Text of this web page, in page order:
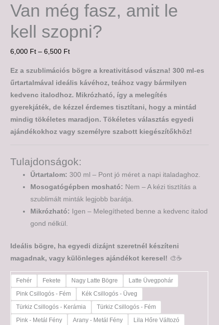
Van még fasz, amit le
kell szopni?
6,000 Ft – 6,500 Ft
Ez a szublimációs bögre a kreativitásod vászna! 300 ml-es
űrtartalmával ideális kávéhoz, teához vagy bármilyen
kedvenc italodhoz. Mikrózható, így a melegítés
gyerekjáték, de kézzel érdemes tisztítani, hogy a mintád
mindig tökéletes maradjon. Tökéletes választás egyedi
ajándékokhoz vagy személyre szabott kiegészítőkhöz!
Tulajdonságok:
Űrtartalom: 300 ml – Pont jó méret a napi italadaghoz.
Mosogatógépben mosható: Nem – A kézi tisztítás a
szublimált minták legjobb barátja.
Mikrózható: Igen – Melegítheted benne a kedvenc italod
gond nélkül.
Ideális bögre, ha egyedi dizájnt szeretnél készíteni
magadnak, vagy különleges ajándékot keresel! 🎨☕
Fehér Fekete Nagy Latte Bögre
Latte Üvegpohár
Pink Csillogós - Fém
Kék Csillogós - Üveg
Türkiz Csillogós - Kerámia
Türkiz Csillogós - Fém
Pink - Metál Fény
Arany - Metál Fény Lila Hőre Változó